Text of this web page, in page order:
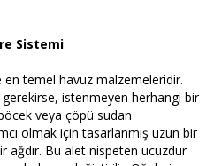
Sistemi
en temel havuz malzemeleridir.
istenmeyen herhangi bir
veya çöpü sudan
olmak için tasarlanmış uzun bir
ağdır. Bu alet nispeten ucuzdur